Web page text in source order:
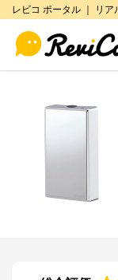
レビコ ポータル ｜ リ